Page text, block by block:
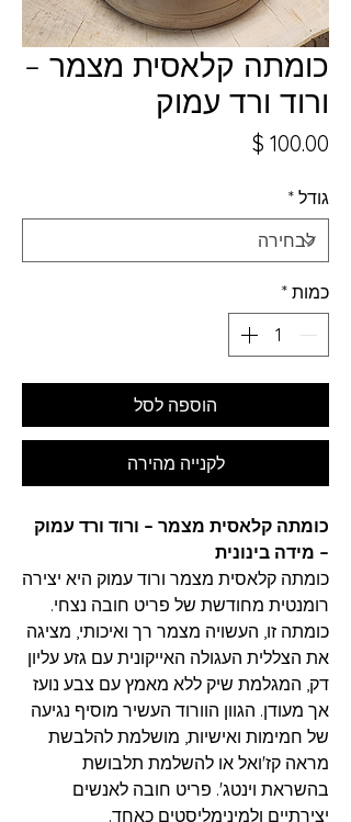
כומתה קלאסית מצמר –
ורוד ורד עמוק
מחיר
גודל *
כמות *
הוספה לסל
לקנייה מהירה
כומתה קלאסית מצמר – ורוד ורד עמוק
– מידה בינונית
כומתה קלאסית מצמר ורוד עמוק היא יצירה
רומנטית מחודשת של פריט חובה נצחי.
כומתה זו, העשויה מצמר רך ואיכותי, מציגה
את הצללית העגולה האייקונית עם גזע עליון
דק, המגלמת שיק ללא מאמץ עם צבע נועז
אך מעודן. הגוון הוורוד העשיר מוסיף נגיעה
של חמימות ואישיות, מושלמת להלבשת
מראה קז'ואל או להשלמת תלבושת
בהשראת וינטג'. פריט חובה לאנשים
יצירתיים ולמינימליסטים כאחד.